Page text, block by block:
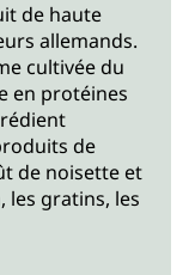
de haute
allemands.
cultivée du
en protéines
de
de noisette et
les gratins, les